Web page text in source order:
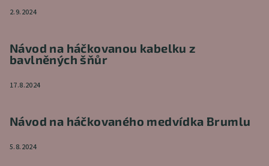
2.9.2024
Návod na háčkovanou kabelku z
bavlněných šňůr
17.8.2024
Návod na háčkovaného medvídka Brumlu
5.8.2024